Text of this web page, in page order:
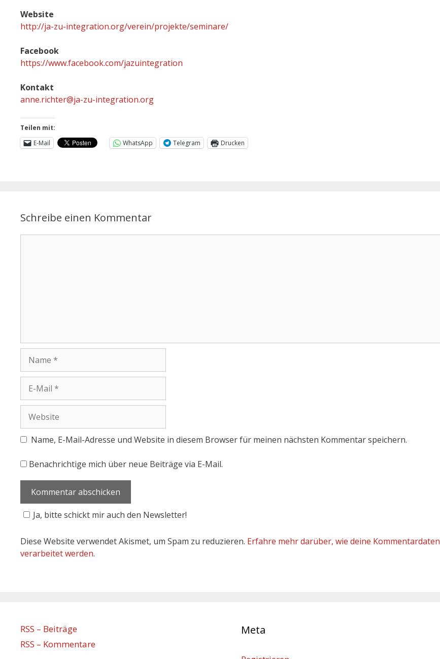
Website
http://ja-zu-integration.org/verein/projekte/seminare/
Facebook
https://www.facebook.com/jazuintegration
Kontakt
anne.richter@ja-zu-integration.org
Teilen mit:
E-Mail
WhatsApp Telegram Drucken
Schreibe einen Kommentar
Name, E-Mail-Adresse und Website in diesem Browser für meinen nächsten Kommentar speichern.
Benachrichtige mich über neue Beiträge via E-Mail.
Ja, bitte schickt mir auch den Newsletter!
Diese Website verwendet Akismet, um Spam zu reduzieren. Erfahre mehr darüber, wie deine Kommentardaten
verarbeitet werden.
RSS – Beiträge
RSS – Kommentare
Meta